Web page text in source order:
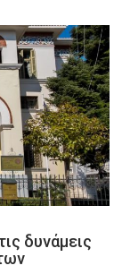
δυνάμεις